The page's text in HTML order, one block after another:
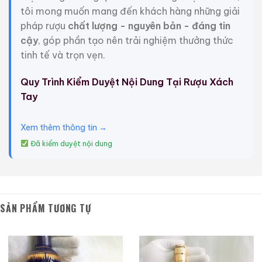
Liberty Bell (chuông Tự Do)
Vậy làm thế nào mà Chuông Tự do bị nứt?
Mặc dù không biết Chuông Tự do bắt đầu nứt khi nào,
tôi mong muốn mang đến khách hàng những giải
pháp rượu chất lượng - nguyên bản - đáng tin
cậy, góp phần tạo nên trải nghiệm thưởng thức
tinh tế và trọn vẹn.
Quy Trình Kiểm Duyệt Nội Dung Tại Rượu Xách
Tay
Xem thêm thông tin →
Đã kiểm duyệt nội dung
SẢN PHẨM TƯƠNG TỰ